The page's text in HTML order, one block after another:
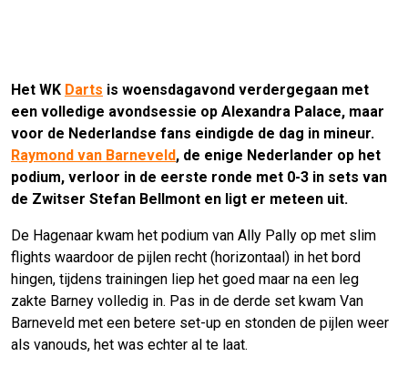
Het WK Darts is woensdagavond verdergegaan met
een volledige avondsessie op Alexandra Palace, maar
voor de Nederlandse fans eindigde de dag in mineur.
Raymond van Barneveld, de enige Nederlander op het
podium, verloor in de eerste ronde met 0-3 in sets van
de Zwitser Stefan Bellmont en ligt er meteen uit.
De Hagenaar kwam het podium van Ally Pally op met slim
flights waardoor de pijlen recht (horizontaal) in het bord
hingen, tijdens trainingen liep het goed maar na een leg
zakte Barney volledig in. Pas in de derde set kwam Van
Barneveld met een betere set-up en stonden de pijlen weer
als vanouds, het was echter al te laat.